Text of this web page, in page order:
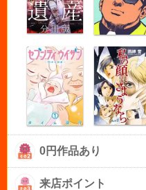
0円作品あり
来店ポイント